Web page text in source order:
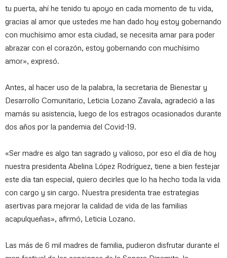
tu puerta, ahí he tenido tu apoyo en cada momento de tu vida,
gracias al amor que ustedes me han dado hoy estoy gobernando
con muchísimo amor esta ciudad, se necesita amar para poder
abrazar con el corazón, estoy gobernando con muchísimo
amor», expresó.
Antes, al hacer uso de la palabra, la secretaria de Bienestar y
Desarrollo Comunitario, Leticia Lozano Zavala, agradeció a las
mamás su asistencia, luego de los estragos ocasionados durante
dos años por la pandemia del Covid-19.
«Ser madre es algo tan sagrado y valioso, por eso el día de hoy
nuestra presidenta Abelina López Rodríguez, tiene a bien festejar
este día tan especial, quiero decirles que lo ha hecho toda la vida
con cargo y sin cargo. Nuestra presidenta trae estrategias
asertivas para mejorar la calidad de vida de las familias
acapulqueñas», afirmó, Leticia Lozano.
Las más de 6 mil madres de familia, pudieron disfrutar durante el